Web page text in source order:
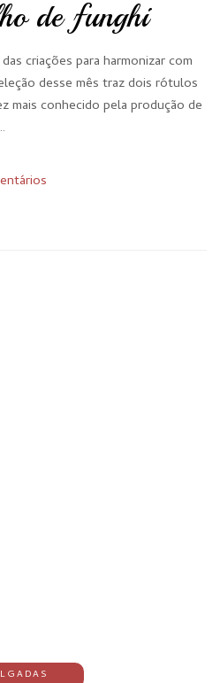
de funghi
criações para harmonizar com
desse mês traz dois rótulos
mais conhecido pela produção de